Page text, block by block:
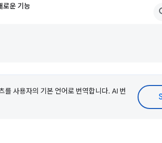
운 기능
사용자의 기본 언어로 번역합니다. AI 번